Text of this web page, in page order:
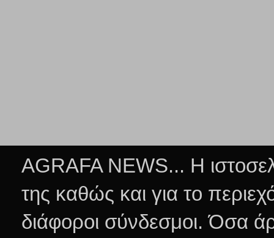
AGRAFA NEWS... Η
της καθώς και για το
διάφοροι σύνδεσμοι.Όσα